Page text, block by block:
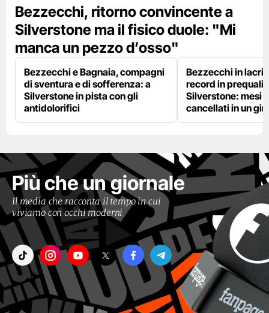
Bezzecchi, ritorno convincente a
Silverstone ma il fisico duole: "Mi
manca un pezzo d’osso"
Bezzecchi e Bagnaia, compagni
di sventura e di sofferenza: a
Silverstone in pista con gli
antidolorifici
Bezzecchi in
record in
Silverstone: mesi
cancellati in un
Più che un giornale
Il media che racconta il tempo in cui
viviamo con occhi moderni